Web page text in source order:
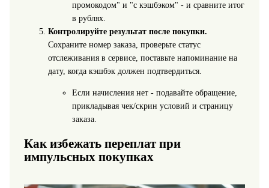
промокодом" и "с кэшбэком" - и сравните итог
в рублях.
Контролируйте результат после покупки.
Сохраните номер заказа, проверьте статус
отслеживания в сервисе, поставьте напоминание на
дату, когда кэшбэк должен подтвердиться.
Если начисления нет - подавайте обращение,
прикладывая чек/скрин условий и страницу
заказа.
Как избежать переплат при
импульсных покупках